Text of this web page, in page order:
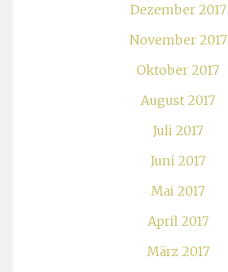
Dezember 2017
November 2017
Oktober 2017
August 2017
Juli 2017
Juni 2017
Mai 2017
April 2017
März 2017